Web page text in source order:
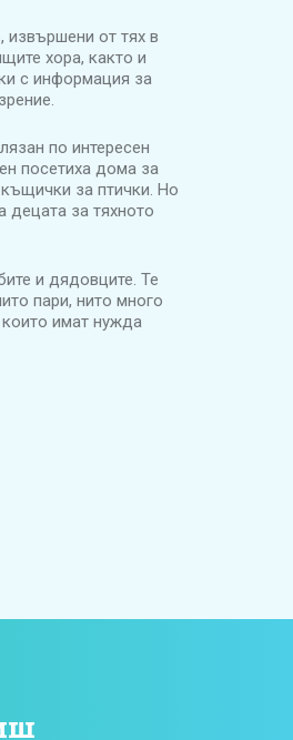
извършени от тях в
хора, както и
с информация за
по интересен
посетиха дома за
за птички. Но
децата за тяхното
и дядовците. Те
пари, нито много
имат нужда